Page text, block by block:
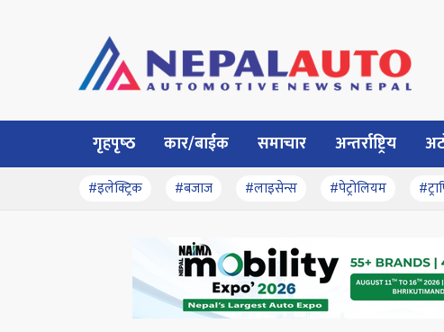
गृहपृष्‍ठ कार/बाईक समाचार अन्तर्राष्ट्रिय
#इलेक्ट्रिक #बजाज #लाइसेन्स #पेट्रोलियम